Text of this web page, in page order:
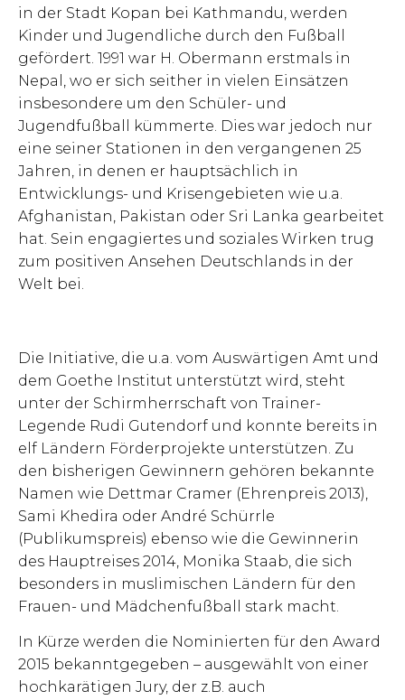
in der Stadt Kopan bei Kathmandu, werden
Kinder und Jugendliche durch den Fußball
gefördert. 1991 war H. Obermann erstmals in
Nepal, wo er sich seither in vielen Einsätzen
insbesondere um den Schüler- und
Jugendfußball kümmerte. Dies war jedoch nur
eine seiner Stationen in den vergangenen 25
Jahren, in denen er hauptsächlich in
Entwicklungs- und Krisengebieten wie u.a.
Afghanistan, Pakistan oder Sri Lanka gearbeitet
hat. Sein engagiertes und soziales Wirken trug
zum positiven Ansehen Deutschlands in der
Welt bei.
Die Initiative, die u.a. vom Auswärtigen Amt und
dem Goethe Institut unterstützt wird, steht
unter der Schirmherrschaft von Trainer-
Legende Rudi Gutendorf und konnte bereits in
elf Ländern Förderprojekte unterstützen. Zu
den bisherigen Gewinnern gehören bekannte
Namen wie Dettmar Cramer (Ehrenpreis 2013),
Sami Khedira oder André Schürrle
(Publikumspreis) ebenso wie die Gewinnerin
des Hauptreises 2014, Monika Staab, die sich
besonders in muslimischen Ländern für den
Frauen- und Mädchenfußball stark macht.
In Kürze werden die Nominierten für den Award
2015 bekanntgegeben – ausgewählt von einer
hochkarätigen Jury, der z.B. auch